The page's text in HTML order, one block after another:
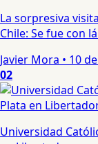
La sorpresiva
Chile: Se fue con
Javier Mora • 10
02
Universidad